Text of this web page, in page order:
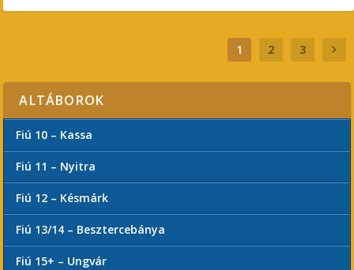
1 2 3
ALTÁBOROK
Fiú 10 – Kassa
Fiú 11 – Nyitra
Fiú 12 – Késmárk
Fiú 13/14 – Besztercebánya
Fiú 15+ – Ungvár